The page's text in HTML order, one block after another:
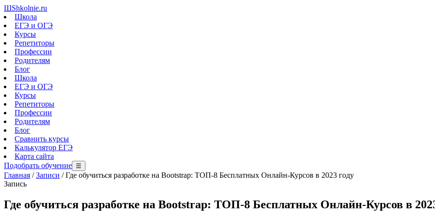
ШShkolnie.ru
Школа
ЕГЭ и ОГЭ
Курсы
Репетиторы
Профессии
Родителям
Блог
Школа
ЕГЭ и ОГЭ
Курсы
Репетиторы
Профессии
Родителям
Блог
Сравнить курсы
Калькулятор ЕГЭ
Карта сайта
Подобрать обучение ☰
Главная /Записи /Где обучиться разработке на Bootstrap: ТОП-8 Бесплатных Онлайн-Курсов в 2023 году
Запись
Где обучиться разработке на Bootstrap: ТОП-8 Бесплатных Онлайн-Курсов в